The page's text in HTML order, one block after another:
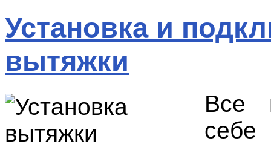
Установка и
вытяжки
Все